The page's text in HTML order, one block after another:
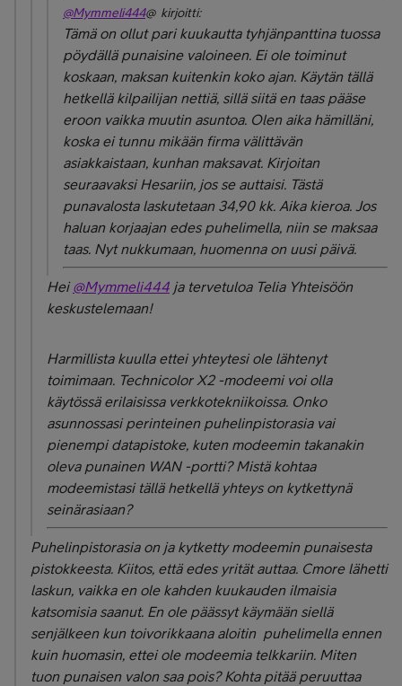
@Mymmeli444@ kirjoitti:
Tämä on ollut pari kuukautta tyhjänpanttina tuossa
pöydällä punaisine valoineen. Ei ole toiminut
koskaan, maksan kuitenkin koko ajan. Käytän tällä
hetkellä kilpailijan nettiä, sillä siitä en taas pääse
eroon vaikka muutin asuntoa. Olen aika hämilläni,
koska ei tunnu mikään firma välittävän
asiakkaistaan, kunhan maksavat. Kirjoitan
seuraavaksi Hesariin, jos se auttaisi. Tästä
punavalosta laskutetaan 34,90 kk. Aika kieroa. Jos
haluan korjaajan edes puhelimella, niin se maksaa
taas. Nyt nukkumaan, huomenna on uusi päivä.
Hei@Mymmeli444 ja tervetuloa Telia Yhteisöön
keskustelemaan!
Harmillista kuulla ettei yhteytesi ole lähtenyt
toimimaan. Technicolor X2 -modeemi voi olla
käytössä erilaisissa verkkotekniikoissa. Onko
asunnossasi perinteinen puhelinpistorasia vai
pienempi datapistoke, kuten modeemin takanakin
oleva punainen WAN -portti? Mistä kohtaa
modeemistasi tällä hetkellä yhteys on kytkettynä
seinärasiaan?
Puhelinpistorasia on ja kytketty modeemin punaisesta
pistokkeesta. Kiitos, että edes yrität auttaa. Cmore lähetti
laskun, vaikka en ole kahden kuukauden ilmaisia
katsomisia saanut. En ole päässyt käymään siellä
senjälkeen kun toivorikkaana aloitin puhelimella ennen
kuin huomasin, ettei ole modeemia telkkariin. Miten
tuon punaisen valon saa pois? Kohta pitää peruuttaa